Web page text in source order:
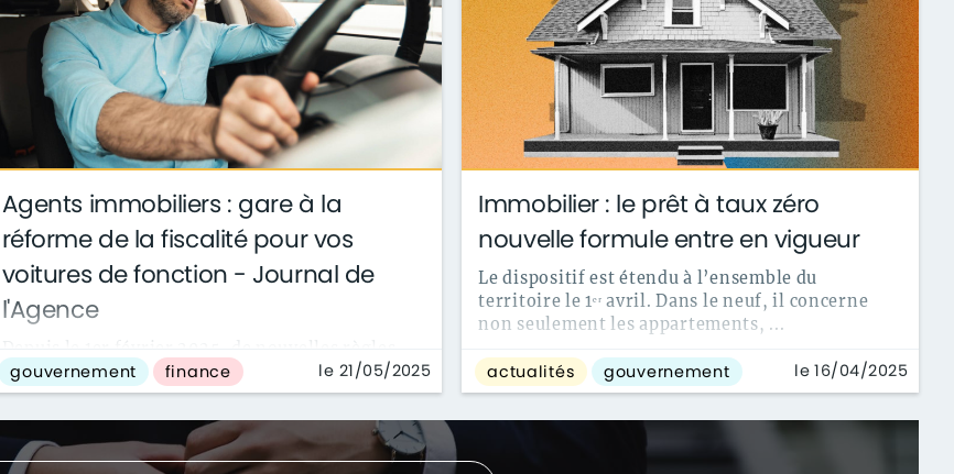
Agents immobiliers : gare à la
réforme de la fiscalité pour vos
voitures de fonction - Journal de
l'Agence
d’évaluation forfaitaire des avantages en nature
liés à la mise à disposition de ...
gouvernement finance le 21/05/2025
Immobilier : le prêt à taux zéro
nouvelle formule entre en vigueur
Le dispositif est étendu à l’ensemble du
territoire le 1ᵉʳ avril. Dans le neuf, il concerne
non seulement les appartements, ...
actualités gouvernement le 16/04/2025